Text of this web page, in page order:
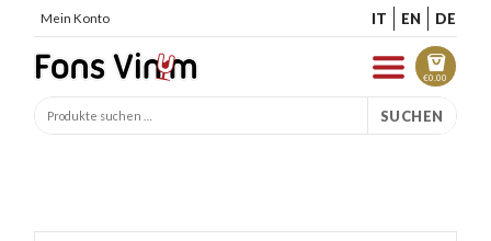
Mein Konto IT EN DE
€0.00
SUCHEN